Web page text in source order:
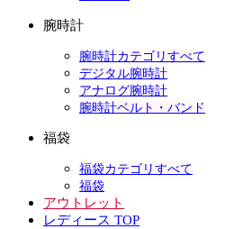
腕時計
腕時計カテゴリすべて
デジタル腕時計
アナログ腕時計
腕時計ベルト・バンド
福袋
福袋カテゴリすべて
福袋
アウトレット
レディース TOP